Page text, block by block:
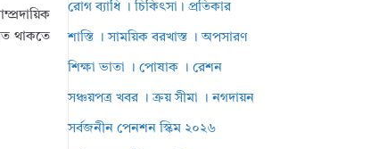
থাকতে
রোগ ব্যাধি । চিকিৎসা। প্রতিকার
শাস্তি । সাময়িক বরখাস্ত । অপসারণ
শিক্ষা ভাতা । পোষাক । রেশন
সঞ্চয়পত্র খবর । ক্রয় সীমা । নগদায়ন
সর্বজনীন পেনশন স্কিম ২০২৬